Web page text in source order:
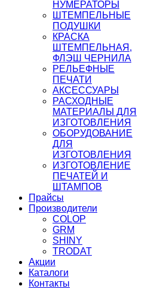
НУМЕРАТОРЫ
ШТЕМПЕЛЬНЫЕ
ПОДУШКИ
КРАСКА
ШТЕМПЕЛЬНАЯ,
ФЛЭШ ЧЕРНИЛА
РЕЛЬЕФНЫЕ
ПЕЧАТИ
АКСЕССУАРЫ
РАСХОДНЫЕ
МАТЕРИАЛЫ ДЛЯ
ИЗГОТОВЛЕНИЯ
ОБОРУДОВАНИЕ
ДЛЯ
ИЗГОТОВЛЕНИЯ
ИЗГОТОВЛЕНИЕ
ПЕЧАТЕЙ И
ШТАМПОВ
Прайсы
Производители
COLOP
GRM
SHINY
TRODAT
Акции
Каталоги
Контакты